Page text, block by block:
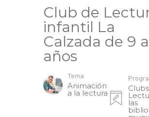
Club de
infantil La
Calzada de 9 a
años
Tema
Animación
a la lectura
las